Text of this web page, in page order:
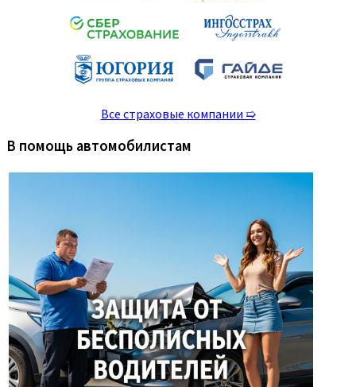
Все страховые компании ➯
В помощь автомобилистам